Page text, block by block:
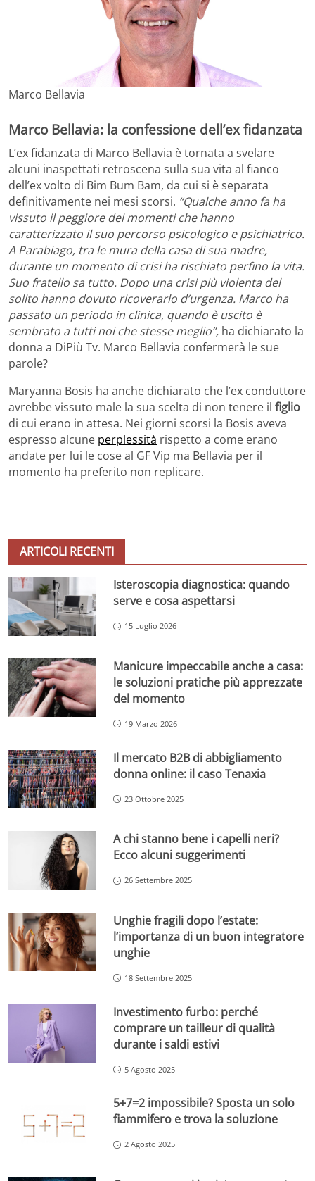
Marco Bellavia
Marco Bellavia: la confessione dell’ex fidanzata
L’ex fidanzata di Marco Bellavia è tornata a svelare
alcuni inaspettati retroscena sulla sua vita al fianco
dell’ex volto di Bim Bum Bam, da cui si è separata
definitivamente nei mesi scorsi. “Qualche anno fa ha
vissuto il peggiore dei momenti che hanno
caratterizzato il suo percorso psicologico e psichiatrico.
A Parabiago, tra le mura della casa di sua madre,
durante un momento di crisi ha rischiato perfino la vita.
Suo fratello sa tutto. Dopo una crisi più violenta del
solito hanno dovuto ricoverarlo d’urgenza. Marco ha
passato un periodo in clinica, quando è uscito è
sembrato a tutti noi che stesse meglio”, ha dichiarato la
donna a DiPiù Tv. Marco Bellavia confermerà le sue
parole?
Maryanna Bosis ha anche dichiarato che l’ex conduttore
avrebbe vissuto male la sua scelta di non tenere il figlio
di cui erano in attesa. Nei giorni scorsi la Bosis aveva
espresso alcune perplessità rispetto a come erano
andate per lui le cose al GF Vip ma Bellavia per il
momento ha preferito non replicare.
ARTICOLI RECENTI
Isteroscopia diagnostica: quando
serve e cosa aspettarsi
15 Luglio 2026
Manicure impeccabile anche a casa:
le soluzioni pratiche più apprezzate
del momento
19 Marzo 2026
Il mercato B2B di abbigliamento
donna online: il caso Tenaxia
23 Ottobre 2025
A chi stanno bene i capelli neri?
Ecco alcuni suggerimenti
26 Settembre 2025
Unghie fragili dopo l’estate:
l’importanza di un buon integratore
unghie
18 Settembre 2025
Investimento furbo: perché
comprare un tailleur di qualità
durante i saldi estivi
5 Agosto 2025
5+7=2 impossibile? Sposta un solo
fiammifero e trova la soluzione
2 Agosto 2025